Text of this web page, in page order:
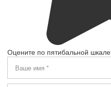
Оцените по пятибальной шкале